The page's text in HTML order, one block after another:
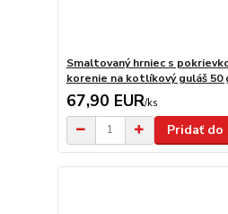
Smaltovaný hrniec s
korenie na kotlíkový guláš 50
67,90 EUR/ks
Pridať do